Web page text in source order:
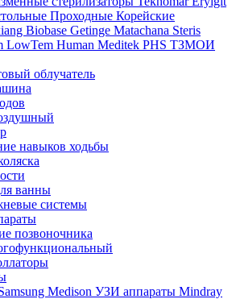
Проходные Корейские
Biobase Getinge Matachana Steris
LowTem Human Meditek PHS ТЗМОИ
облучатель
навыков ходьбы
ванны
системы
позвоночника
Medison УЗИ аппараты Mindray